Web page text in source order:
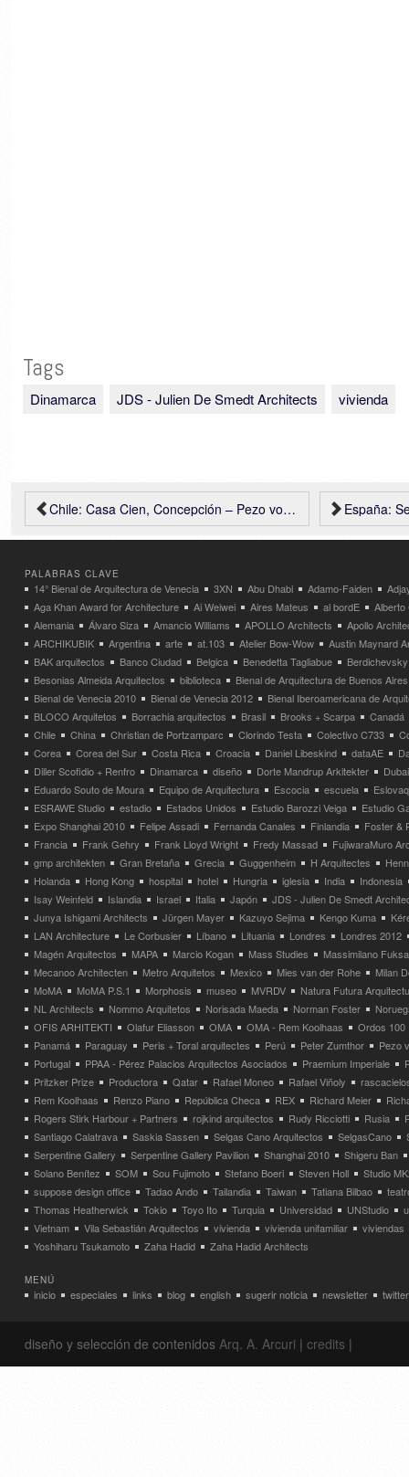
Tags
Dinamarca JDS - Julien De Smedt Architects vivienda
España: Sede de la
Chile: Casa Cien, Concepción – Pezo von Ellrichshausen
PALABRAS CLAVE
14° Bienal de Arquitectura de Venecia 3XN Abu Dhabi Adamo-Faiden
Aga Khan Award for Architecture
Ai Weiwei Aires Mateus al bordE
Alberto
Alemania
Álvaro Siza Amancio Williams APOLLO Architects
Apollo
ARCHIKUBIK
Argentina arte at.103 Atelier Bow-Wow
Austin Maynard
BAK arquitectos
Banco Ciudad Belgica Benedetta Tagliabue
Besonias Almeida Arquitectos
biblioteca
Bienal de Arquitectura de Buenos Aires
Bienal de Venecia 2010
Bienal de Venecia 2012
Bienal Iberoamericana de
BLOCO Arquitetos
Borrachia arquitectos Brasil Brooks + Scarpa
Canadá
Chile
China Christian de Portzamparc Clorindo Testa Colectivo C733
Corea
Corea del Sur Costa Rica Croacia Daniel Libeskind dataAE
Diller Scofidio + Renfro
Dinamarca diseño Dorte Mandrup Arkitekter
Dubai
Eduardo Souto de Moura
Equipo de Arquitectura Escocia escuela
ESRAWE Studio
estadio Estados Unidos Estudio Barozzi Veiga
Estudio
Expo Shanghai 2010
Felipe Assadi Fernanda Canales Finlandia
Foster &
Francia
Frank Gehry Frank Lloyd Wright Fredy Massad
FujiwaraMuro
gmp architekten
Gran Bretaña Grecia Guggenheim H Arquitectes
Holanda
Hong Kong hospital hotel Hungria iglesia India
Indonesia
Isay Weinfeld
Islandia Israel Italia Japón
JDS - Julien De Smedt
Junya Ishigami Architects
Jürgen Mayer Kazuyo Sejima Kengo Kuma
LAN Architecture
Le Corbusier Líbano Lituania Londres
Londres 2012
Magén Arquitectos
MAPA Marcio Kogan Mass Studies
Massimilano
Mecanoo Architecten
Metro Arquitetos Mexico Mies van der Rohe
Milan
MoMA
MoMA P.S.1 Morphosis museo MVRDV
Natura Futura
NL Architects
Nommo Arquitetos Norisada Maeda Norman Foster
OFIS ARHITEKTI
Olafur Eliasson OMA OMA - Rem Koolhaas
Ordos 100
Panamá
Paraguay Peris + Toral arquitectes Perú Peter Zumthor
Pezo
Portugal
PPAA - Pérez Palacios Arquitectos Asociados Praemium Imperiale
Pritzker Prize
Productora Qatar Rafael Moneo Rafael Viñoly
Rem Koolhaas
Renzo Piano República Checa REX Richard Meier
Rogers Stirk Harbour + Partners
rojkind arquitectos Rudy Ricciotti Rusia
Santiago Calatrava
Saskia Sassen Selgas Cano Arquitectos SelgasCano
Serpentine Gallery
Serpentine Gallery Pavilion Shanghai 2010
Shigeru Ban
Solano Benítez
SOM Sou Fujimoto Stefano Boeri Steven Holl
Studio
suppose design office
Tadao Ando Tailandia Taiwan Tatiana Bilbao
Thomas Heatherwick
Tokio Toyo Ito Turquia Universidad UNStudio
Vietnam
Vila Sebastián Arquitectos vivienda vivienda unifamiliar
viviendas
Yoshiharu Tsukamoto
Zaha Hadid Zaha Hadid Architects
MENÚ
inicio especiales links blog english sugerir noticia newsletter twitter
diseño y selección de contenidos Arq. A. Arcuri | credits |